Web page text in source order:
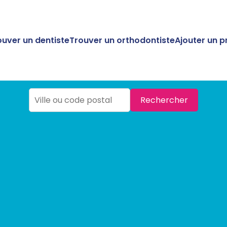
un dentisteTrouver un orthodontisteAjouter un
Rechercher